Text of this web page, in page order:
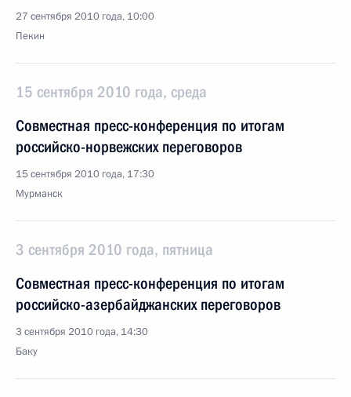
27 сентября 2010 года, 10:00
Пекин
15 сентября 2010 года, среда
Совместная пресс-конференция по итогам
российско-норвежских переговоров
15 сентября 2010 года, 17:30
Мурманск
3 сентября 2010 года, пятница
Совместная пресс-конференция по итогам
российско-азербайджанских переговоров
3 сентября 2010 года, 14:30
Баку